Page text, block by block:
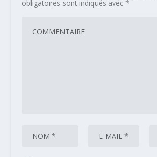
obligatoires sont indiqués avec *